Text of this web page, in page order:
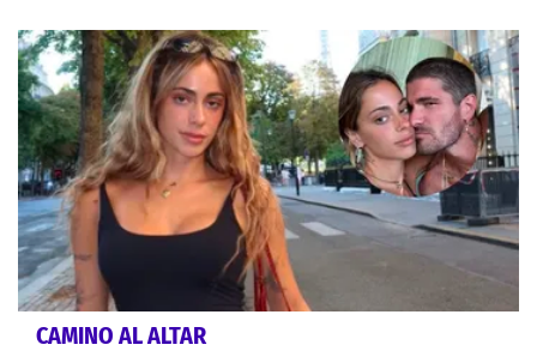
CAMINO AL ALTAR